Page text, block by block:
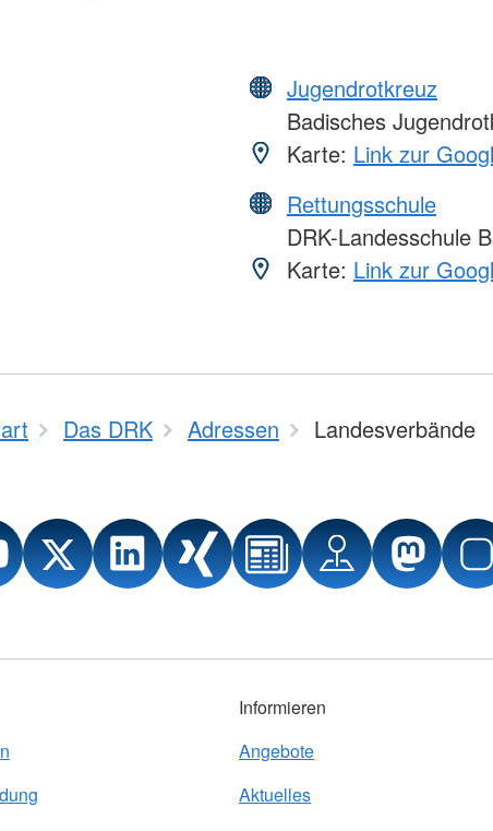
Jugendrotkreuz
Badisches
Karte: Link zur
Rettungsschule
DRK-Landesschule
Karte: Link zur
Das DRK Adressen Landesverbände
Informieren
Angebote
Aktuelles